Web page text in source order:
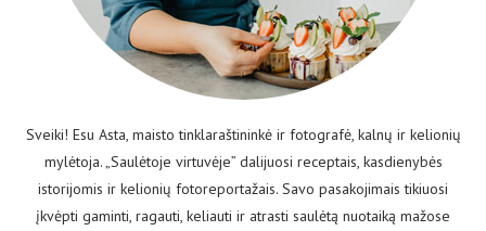
Sveiki! Esu Asta, maisto tinklaraštininkė ir fotografė, kalnų ir kelionių
mylėtoja. „Saulėtoje virtuvėje” dalijuosi receptais, kasdienybės
istorijomis ir kelionių fotoreportažais. Savo pasakojimais tikiuosi
įkvėpti gaminti, ragauti, keliauti ir atrasti saulėtą nuotaiką mažose